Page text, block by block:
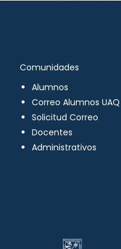
Comunidades
Alumnos
Correo Alumnos UAQ
Solicitud Correo
Docentes
Administrativos